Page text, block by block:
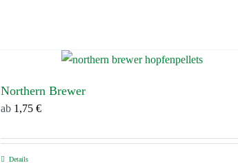
Northern Brewer
ab 1,75 €
Details